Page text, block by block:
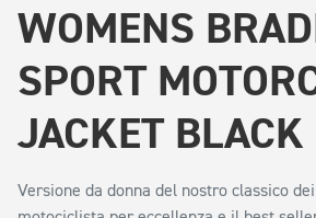
WOMENS
SPORT
JACKET BLACK
Versione da donna del nostro classico